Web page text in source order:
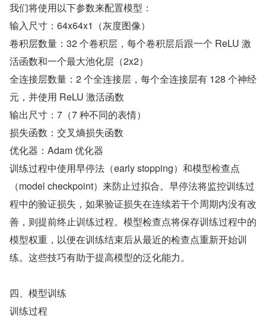
我们将使用以下参数来配置模型：
输入尺寸：64x64x1（灰度图像）
卷积层数量：32 个卷积层，每个卷积层后跟一个 ReLU 激
活函数和一个最大池化层（2x2）
全连接层数量：2 个全连接层，每个全连接层有 128 个神经
元，并使用 ReLU 激活函数
输出尺寸：7（7 种不同的表情）
损失函数：交叉熵损失函数
优化器：Adam 优化器
训练过程中使用早停法（early stopping）和模型检查点
（model checkpoint）来防止过拟合。早停法将监控训练过
程中的验证损失，如果验证损失在连续若干个周期内没有改
善，则提前终止训练过程。模型检查点将保存训练过程中的
模型权重，以便在训练结束后从最近的检查点重新开始训
练。这些技巧有助于提高模型的泛化能力。
四、模型训练
训练过程